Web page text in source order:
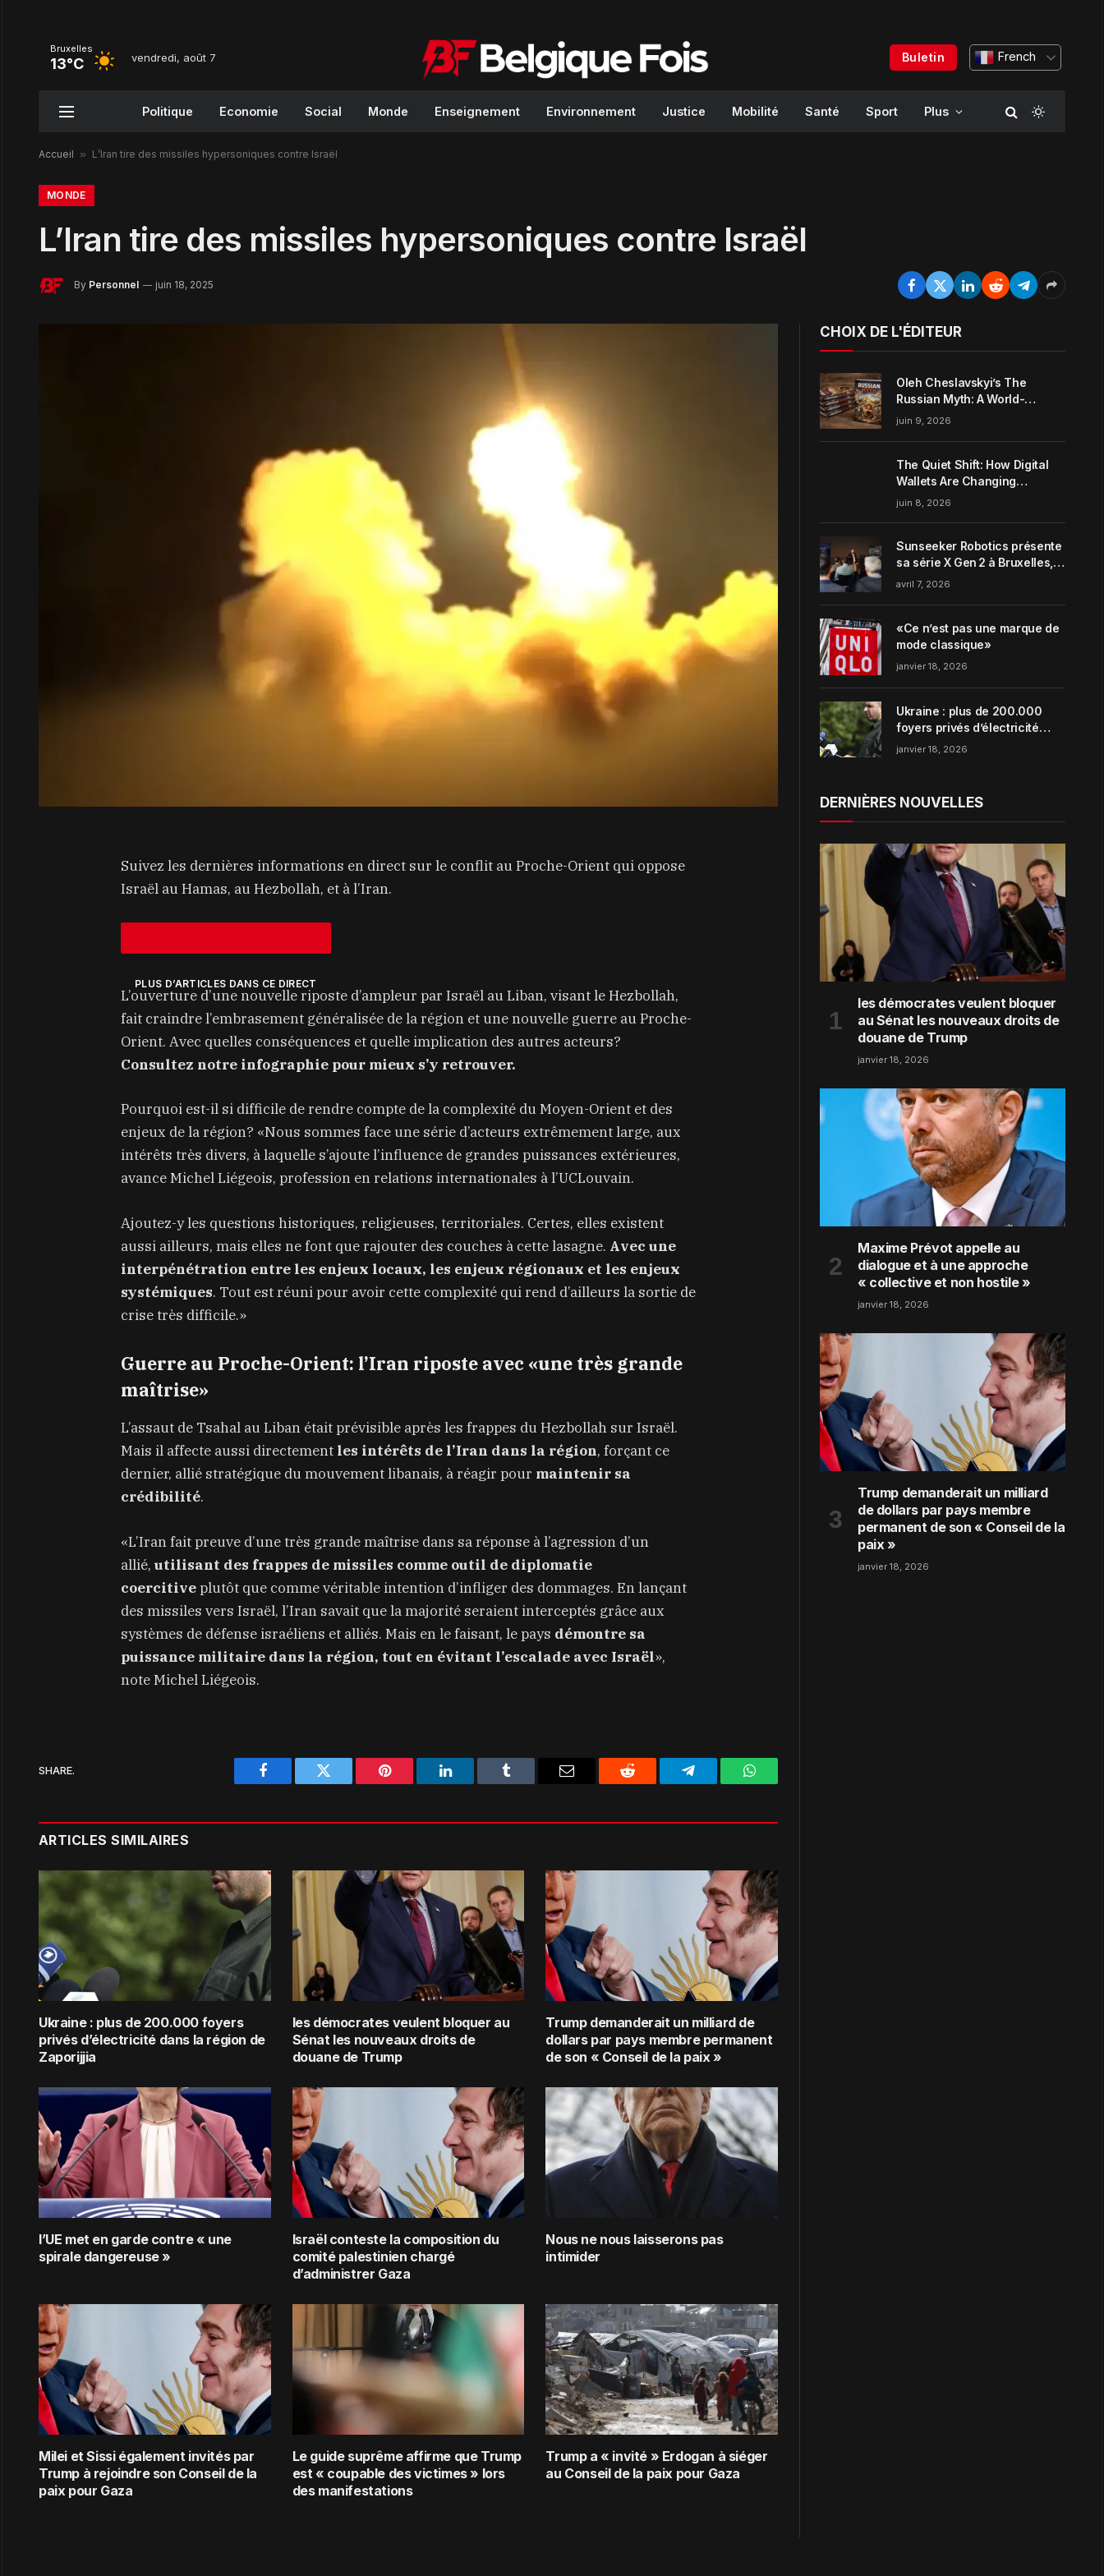
Bruxelles
13°C vendredi, août 7 Buletin French
Politique Economie Social Monde Enseignement Environnement Justice Mobilité Santé Sport Plus
Accueil » L’Iran tire des missiles hypersoniques contre Israël
MONDE
L’Iran tire des missiles hypersoniques contre Israël
By Personnel juin 18, 2025
Suivez les dernières informations en direct sur le conflit au Proche-Orient qui oppose
Israël au Hamas, au Hezbollah, et à l’Iran.
PLUS D’ARTICLES DANS CE DIRECT
L’ouverture d’une nouvelle riposte d’ampleur par Israël au Liban, visant le Hezbollah,
fait craindre l’embrasement généralisée de la région et une nouvelle guerre au Proche-
Orient. Avec quelles conséquences et quelle implication des autres acteurs?
Consultez notre infographie pour mieux s’y retrouver.
Pourquoi est-il si difficile de rendre compte de la complexité du Moyen-Orient et des
enjeux de la région? «Nous sommes face une série d’acteurs extrêmement large, aux
intérêts très divers, à laquelle s’ajoute l’influence de grandes puissances extérieures,
avance Michel Liégeois, profession en relations internationales à l’UCLouvain.
Ajoutez-y les questions historiques, religieuses, territoriales. Certes, elles existent
aussi ailleurs, mais elles ne font que rajouter des couches à cette lasagne. Avec une
interpénétration entre les enjeux locaux, les enjeux régionaux et les enjeux
systémiques. Tout est réuni pour avoir cette complexité qui rend d’ailleurs la sortie de
crise très difficile.»
Guerre au Proche-Orient: l’Iran riposte avec «une très grande
maîtrise»
L’assaut de Tsahal au Liban était prévisible après les frappes du Hezbollah sur Israël.
Mais il affecte aussi directement les intérêts de l’Iran dans la région, forçant ce
dernier, allié stratégique du mouvement libanais, à réagir pour maintenir sa
crédibilité.
«L’Iran fait preuve d’une très grande maîtrise dans sa réponse à l’agression d’un
allié, utilisant des frappes de missiles comme outil de diplomatie
coercitiveplutôt que comme véritable intention d’infliger des dommages. En lançant
des missiles vers Israël, l’Iran savait que la majorité seraient interceptés grâce aux
systèmes de défense israéliens et alliés. Mais en le faisant, le pays démontre sa
puissance militaire dans la région, tout en évitant l’escalade avec Israël»,
note Michel Liégeois.
SHARE.
Facebook Twitter Pinterest LinkedIn Tumblr Email Reddit Telegram WhatsApp
ARTICLES SIMILAIRES
Ukraine : plus de 200.000 foyers
privés d’électricité dans la région de
Zaporijjia
les démocrates veulent bloquer au
Sénat les nouveaux droits de
douane de Trump
Trump demanderait un milliard de
dollars par pays membre permanent
de son « Conseil de la paix »
l’UE met en garde contre « une
spirale dangereuse »
Israël conteste la composition du
comité palestinien chargé
d’administrer Gaza
Nous ne nous laisserons pas
intimider
Milei et Sissi également invités par
Trump à rejoindre son Conseil de la
paix pour Gaza
Le guide suprême affirme que Trump
est « coupable des victimes » lors
des manifestations
Trump a « invité » Erdogan à siéger
au Conseil de la paix pour Gaza
CHOIX DE L'ÉDITEUR
Oleh Cheslavskyi’s The
Russian Myth: A World-
Systems Analysis of
juin 9, 2026
The Quiet Shift: How Digital
Wallets Are Changing
Everyday Money Habits in the
juin 8, 2026
Sunseeker Robotics présente
sa série X Gen 2 à Bruxelles,
incarnant parfaitement le
avril 7, 2026
«Ce n’est pas une marque de
mode classique»
janvier 18, 2026
Ukraine : plus de 200.000
foyers privés d’électricité
dans la région de Zaporijjia
janvier 18, 2026
DERNIÈRES NOUVELLES
les démocrates veulent bloquer
au Sénat les nouveaux droits de
douane de Trump
janvier 18, 2026
Maxime Prévot appelle au
dialogue et à une approche
« collective et non hostile »
janvier 18, 2026
Trump demanderait un milliard
de dollars par pays membre
permanent de son « Conseil de la
paix »
janvier 18, 2026